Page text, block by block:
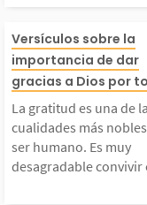
nos
un
Es
gratitud
del
muy
Versículos sobre la
importancia de dar
gracias a Dios por
La gratitud es una de
cualidades más
ser humano. Es muy
desagradable convivir